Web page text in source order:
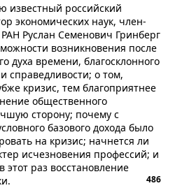
известный российский
экономических наук, член-
Руслан Семенович Гринберг
возникновения после
духа времени, благосклонного
справедливости; о том,
кризис, тем благоприятнее
общественного
сторону; почему с
базового дохода было
на кризис; начнется ли
исчезновения профессий; и
этот раз восстановление
486